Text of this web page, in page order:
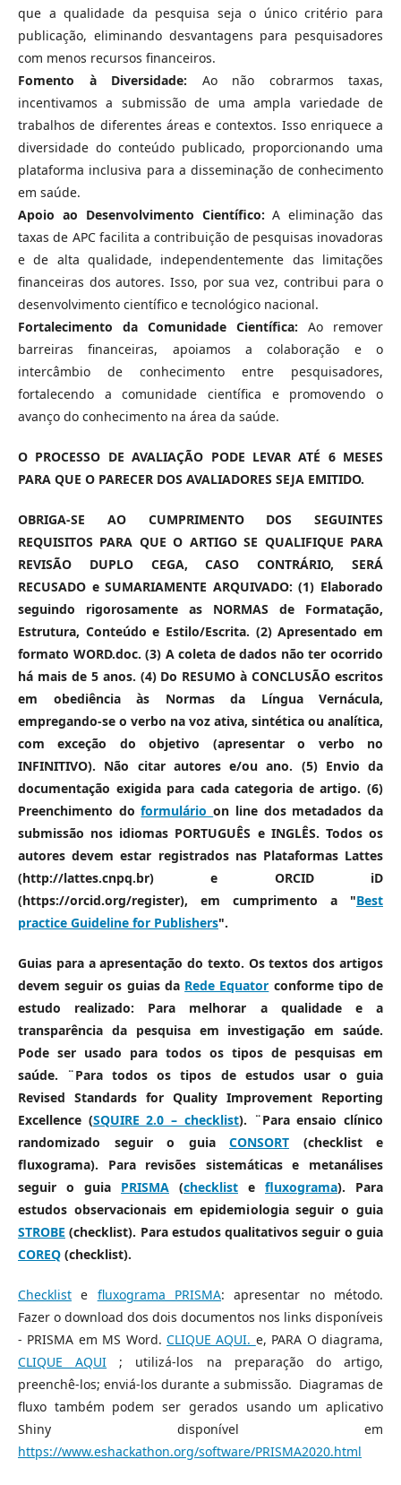
que a qualidade da pesquisa seja o único critério para
publicação, eliminando desvantagens para pesquisadores
com menos recursos financeiros.
Fomento à Diversidade: Ao não cobrarmos taxas,
incentivamos a submissão de uma ampla variedade de
trabalhos de diferentes áreas e contextos. Isso enriquece a
diversidade do conteúdo publicado, proporcionando uma
plataforma inclusiva para a disseminação de conhecimento
em saúde.
Apoio ao Desenvolvimento Científico: A eliminação das
taxas de APC facilita a contribuição de pesquisas inovadoras
e de alta qualidade, independentemente das limitações
financeiras dos autores. Isso, por sua vez, contribui para o
desenvolvimento científico e tecnológico nacional.
Fortalecimento da Comunidade Científica: Ao remover
barreiras financeiras, apoiamos a colaboração e o
intercâmbio de conhecimento entre pesquisadores,
fortalecendo a comunidade científica e promovendo o
avanço do conhecimento na área da saúde.
O PROCESSO DE AVALIAÇÃO PODE LEVAR ATÉ 6 MESES
PARA QUE O PARECER DOS AVALIADORES SEJA EMITIDO.
OBRIGA-SE AO CUMPRIMENTO DOS SEGUINTES
REQUISITOS PARA QUE O ARTIGO SE QUALIFIQUE PARA
REVISÃO DUPLO CEGA, CASO CONTRÁRIO, SERÁ
RECUSADO e SUMARIAMENTE ARQUIVADO: (1) Elaborado
seguindo rigorosamente as NORMAS de Formatação,
Estrutura, Conteúdo e Estilo/Escrita. (2) Apresentado em
formato WORD.doc. (3) A coleta de dados não ter ocorrido
há mais de 5 anos. (4) Do RESUMO à CONCLUSÃO escritos
em obediência às Normas da Língua Vernácula,
empregando-se o verbo na voz ativa, sintética ou analítica,
com exceção do objetivo (apresentar o verbo no
INFINITIVO). Não citar autores e/ou ano. (5) Envio da
documentação exigida para cada categoria de artigo. (6)
Preenchimento doformulárioon line dos metadados da
submissão nos idiomas PORTUGUÊS e INGLÊS. Todos os
autores devem estar registrados nas Plataformas Lattes
(http://lattes.cnpq.br) e ORCID iD
(https://orcid.org/register), em cumprimento a "Best
practice Guideline for Publishers".
Guias para a apresentação do texto. Os textos dos artigos
devem seguir os guias da Rede Equator conforme tipo de
estudo realizado: Para melhorar a qualidade e a
transparência da pesquisa em investigação em saúde.
Pode ser usado para todos os tipos de pesquisas em
saúde. ¨Para todos os tipos de estudos usar o guia
Revised Standards for Quality Improvement Reporting
Excellence (SQUIRE 2.0 – checklist). ¨Para ensaio clínico
randomizado seguir o guia CONSORT (checklist e
fluxograma). Para revisões sistemáticas e metanálises
seguir o guia PRISMA (checklist e fluxograma). Para
estudos observacionais em epidemiologia seguir o guia
STROBE (checklist). Para estudos qualitativos seguir o guia
COREQ (checklist).
Checklist e fluxograma PRISMA: apresentar no método.
Fazer o download dos dois documentos nos links disponíveis
- PRISMA em MS Word. CLIQUE AQUI. e, PARA O diagrama,
CLIQUE AQUI ; utilizá-los na preparação do artigo,
preenchê-los; enviá-los durante a submissão. Diagramas de
fluxo também podem ser gerados usando um aplicativo
Shiny disponível em
https://www.eshackathon.org/software/PRISMA2020.html